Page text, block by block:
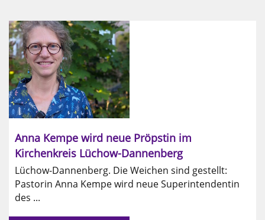
Anna Kempe wird neue Pröpstin im
Kirchenkreis Lüchow-Dannenberg
Lüchow-Dannenberg. Die Weichen sind gestellt:
Pastorin Anna Kempe wird neue Superintendentin
des ...